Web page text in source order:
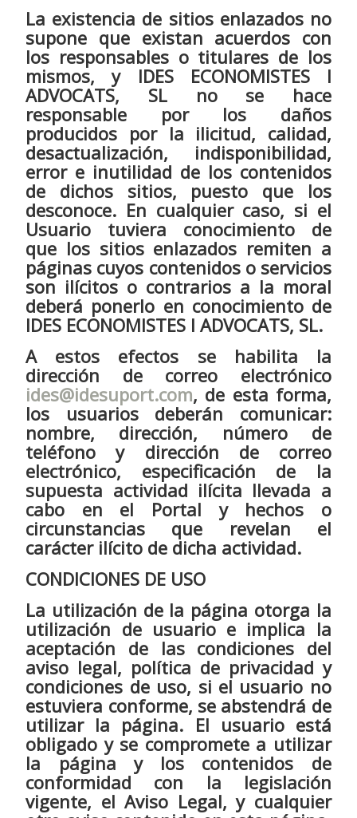
La existencia de sitios enlazados no
supone que existan acuerdos con
los responsables o titulares de los
mismos, y IDES ECONOMISTES I
ADVOCATS, SL no se hace
responsable por los daños
producidos por la ilicitud, calidad,
desactualización, indisponibilidad,
error e inutilidad de los contenidos
de dichos sitios, puesto que los
desconoce. En cualquier caso, si el
Usuario tuviera conocimiento de
que los sitios enlazados remiten a
páginas cuyos contenidos o servicios
son ilícitos o contrarios a la moral
deberá ponerlo en conocimiento de
IDES ECONOMISTES I ADVOCATS, SL.
A estos efectos se habilita la
dirección de correo electrónico
ides@idesuport.com, de esta forma,
los usuarios deberán comunicar:
nombre, dirección, número de
teléfono y dirección de correo
electrónico, especificación de la
supuesta actividad ilícita llevada a
cabo en el Portal y hechos o
circunstancias que revelan el
carácter ilícito de dicha actividad.
CONDICIONES DE USO
La utilización de la página otorga la
utilización de usuario e implica la
aceptación de las condiciones del
aviso legal, política de privacidad y
condiciones de uso, si el usuario no
estuviera conforme, se abstendrá de
utilizar la página. El usuario está
obligado y se compromete a utilizar
la página y los contenidos de
conformidad con la legislación
vigente, el Aviso Legal, y cualquier